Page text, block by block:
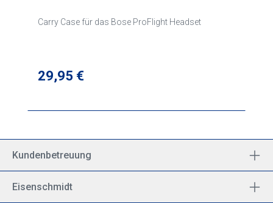
Carry Case für das Bose ProFlight Headset
Regulärer Preis:
29,95 €
Kundenbetreuung
Eisenschmidt